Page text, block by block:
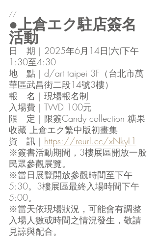
//
●上倉エク駐店簽名
活動
日　期｜2025年6月14日(六)下午
1:30至4:30
地　點｜d/art taipei 3F（台北市萬
華區武昌街二段14號3樓）
報　名｜現場報名制
入場費｜TWD 100元
限　定｜限簽Candy collection 糖果
收藏 上倉エク繁中版初畫集
資　訊｜ https://reurl.cc/xNkyL1
※簽書活動期間，3樓展區開放一般
民眾參觀展覽。
※當日展覽開放參觀時間至下午
5:30。3樓展區最終入場時間下午
5:00。
※當天依現場狀況，可能會有調整
入場人數或時間之情況發生，敬請
見諒與配合。